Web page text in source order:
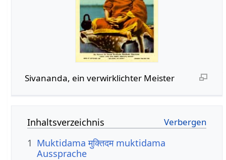
Sivananda, ein verwirklichter Meister
Inhaltsverzeichnis
1 Muktidama मुक्तिदम muktidama
Aussprache